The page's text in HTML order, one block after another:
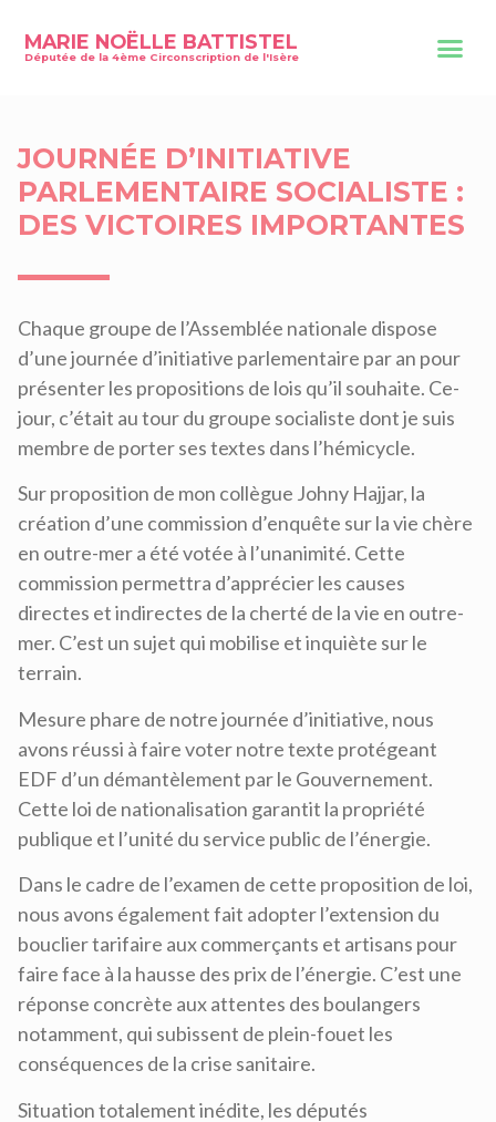
MARIE NOËLLE BATTISTEL
Députée de la 4ème Circonscription de l'Isère
JOURNÉE D’INITIATIVE
PARLEMENTAIRE SOCIALISTE :
DES VICTOIRES IMPORTANTES
Chaque groupe de l’Assemblée nationale dispose
d’une journée d’initiative parlementaire par an pour
présenter les propositions de lois qu’il souhaite. Ce-
jour, c’était au tour du groupe socialiste dont je suis
membre de porter ses textes dans l’hémicycle.
Sur proposition de mon collègue Johny Hajjar, la
création d’une commission d’enquête sur la vie chère
en outre-mer a été votée à l’unanimité. Cette
commission permettra d’apprécier les causes
directes et indirectes de la cherté de la vie en outre-
mer. C’est un sujet qui mobilise et inquiète sur le
terrain.
Mesure phare de notre journée d’initiative, nous
avons réussi à faire voter notre texte protégeant
EDF d’un démantèlement par le Gouvernement.
Cette loi de nationalisation garantit la propriété
publique et l’unité du service public de l’énergie.
Dans le cadre de l’examen de cette proposition de loi,
nous avons également fait adopter l’extension du
bouclier tarifaire aux commerçants et artisans pour
faire face à la hausse des prix de l’énergie. C’est une
réponse concrète aux attentes des boulangers
notamment, qui subissent de plein-fouet les
conséquences de la crise sanitaire.
Situation totalement inédite, les députés